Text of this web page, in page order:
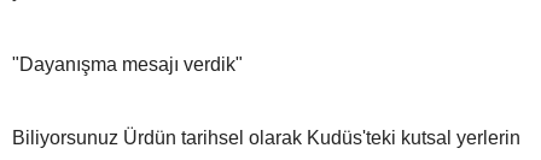
"Dayanışma mesajı verdik"
Biliyorsunuz Ürdün tarihsel olarak Kudüs'teki kutsal yerlerin